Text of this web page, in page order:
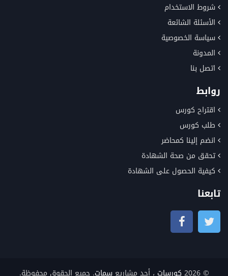
شروط الاستخدام
الأسئلة الشائعة
سياسة الخصوصية
المدونة
اتصل بنا
روابط
اقتراح كورس
طلب كورس
انضم إلينا كمحاضر
تحقق من صحة الشهادة
كيفية الحصول على الشهادة
تابعنا
© 2026 كورسات ، أحد مشاريعسمات. جميع الحقوق محفوظة.